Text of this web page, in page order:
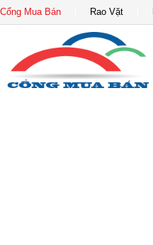
Cổng Mua Bán Rao Vặt